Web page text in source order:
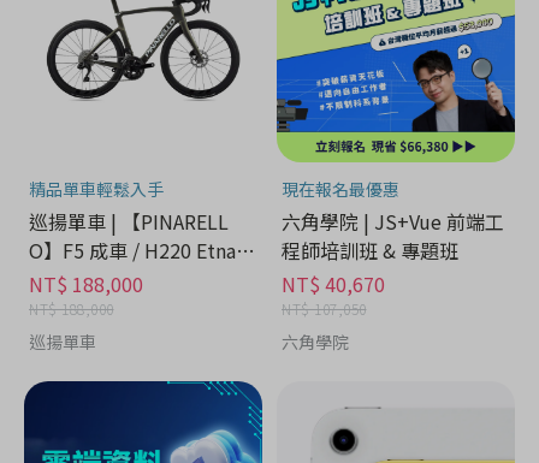
精品單車輕鬆入手
巡揚單車 | 【PINARELL
O】F5 成車 / H220 Etna B
lack Matt
NT$ 188,000
NT$ 188,000
巡揚單車
現在報名最優惠
六角學院 | JS+Vue 前端工
程師培訓班 & 專題班
NT$ 40,670
NT$ 107,050
六角學院